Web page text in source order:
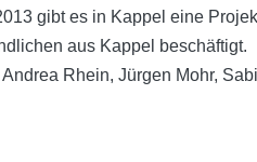
gibt es in Kappel eine
aus Kappel beschäftigt.
Rhein, Jürgen Mohr,